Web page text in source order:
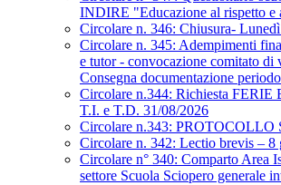
INDIRE "Educazione al rispetto e
Circolare n. 346: Chiusura-
Circolare n. 345: Adempimenti
e tutor - convocazione comitato di
Consegna documentazione
Circolare n.344: Richiesta FERIE
T.I. e T.D. 31/08/2026
Circolare n.343:
Circolare n. 342: Lectio brevis – 8
Circolare n° 340: Comparto Area
settore Scuola Sciopero generale